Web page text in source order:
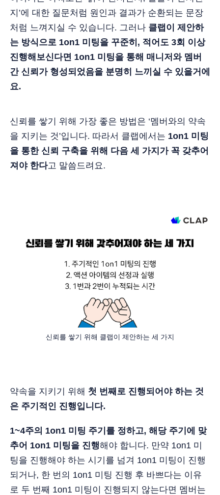
지’에 대한 질문처럼 원인과 결과가 순환되는 문장
처럼 느껴지실 수 있습니다. 그러나 클랩이 제안하
는 방식으로 1on1 미팅을 꾸준히, 적어도 3회 이상
진행해보신다면 1on1 미팅을 통해 매니저와 멤버
간 신뢰가 형성되었음을 분명히 느끼실 수 있을거에
요.
신뢰를 쌓기 위해 가장 좋은 방법은 ‘멤버와의 약속
을 지키는 것’입니다. 따라서 클랩에서는 1on1 미팅
을 통한 신뢰 구축을 위해 다음 세 가지가 꼭 갖추어
져야 한다고 말씀드려요.
신뢰를 쌓기 위해 클랩이 제안하는 세 가지
약속을 지키기 위해 첫 번째로 진행되어야 하는 것
은 주기적인 진행입니다.
1~4주의 1on1 미팅 주기를 정하고, 해당 주기에 맞
추어 1on1 미팅을 진행해야 합니다. 만약 1on1 미
팅을 진행해야 하는 시기를 넘겨 1on1 미팅이 진행
되거나, 한 번의 1on1 미팅 진행 후 바쁘다는 이유
로 두 번째 1on1 미팅이 진행되지 않는다면 멤버는